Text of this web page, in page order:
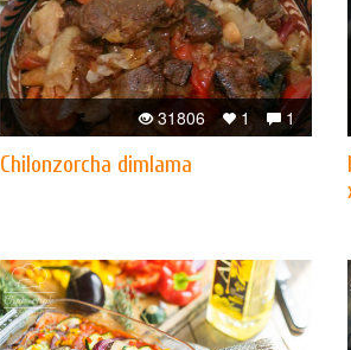
1
1
31806
Chilonzorcha dimlama